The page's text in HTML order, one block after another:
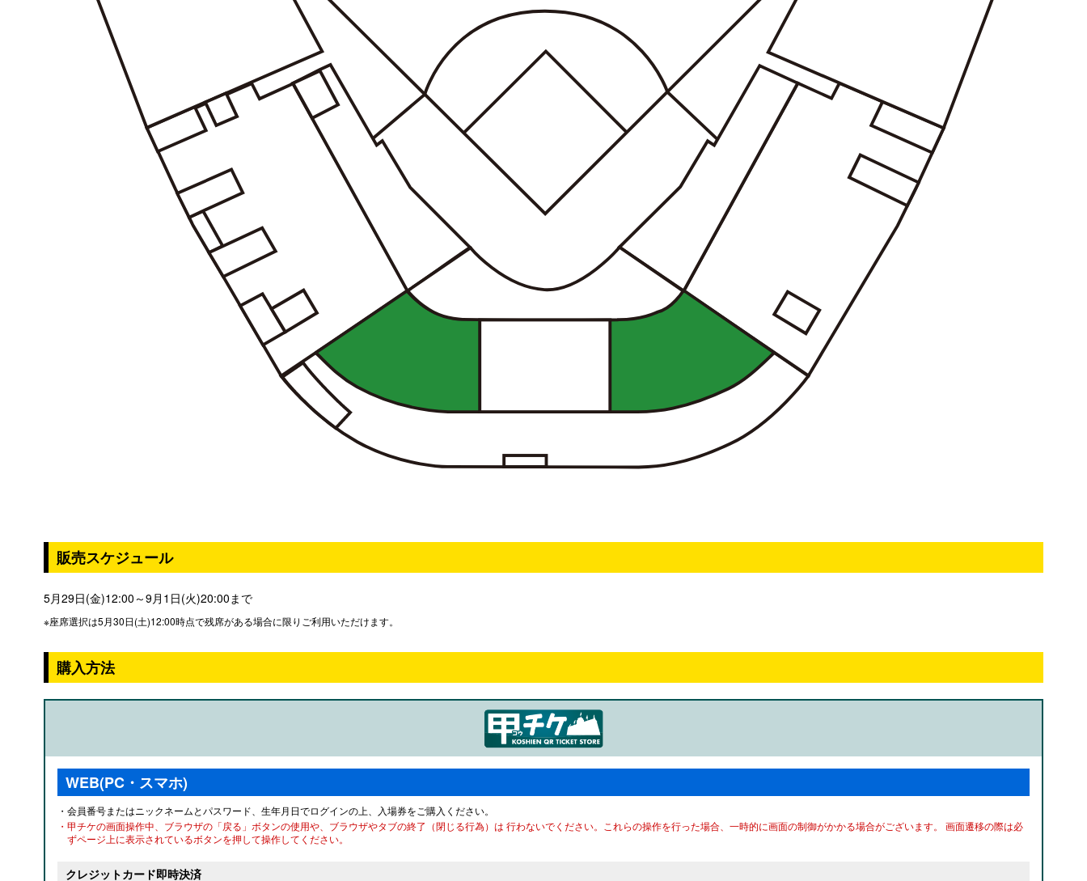
販売スケジュール
5月29日(金)12:00～9月1日(火)20:00まで
※座席選択は5月30日(土)12:00時点で残席がある場合に限りご利用いただけます。
購入方法
WEB(PC・スマホ)
・会員番号またはニックネームとパスワード、生年月日でログインの上、入場券をご購入ください。
・甲チケの画面操作中、ブラウザの「戻る」ボタンの使用や、ブラウザやタブの終了（閉じる行為）は 行わないでください。これらの操作を行った場合、一時的に画面の制御がかかる場合がございます。 画面遷移の際は必
ずページ上に表示されているボタンを押して操作してください。
クレジットカード即時決済